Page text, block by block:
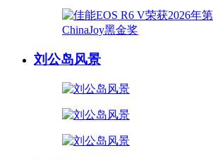
刘公岛风景